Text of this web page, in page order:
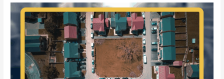
Tineri
din
Ghiroda
depune
cereri